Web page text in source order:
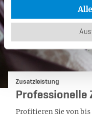
Kategorie:
Zusatzleistung
Professionelle
Profitieren Sie von bis